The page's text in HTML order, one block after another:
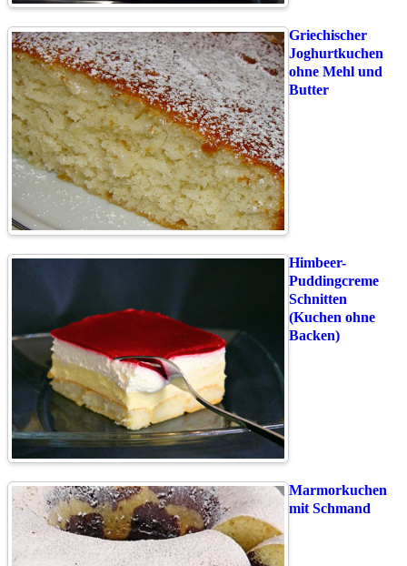
Griechischer
Joghurtkuchen
ohne Mehl und
Butter
Himbeer-
Puddingcreme
Schnitten
(Kuchen ohne
Backen)
Marmorkuchen
mit Schmand